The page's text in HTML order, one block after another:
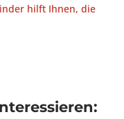
hilft Ihnen, die